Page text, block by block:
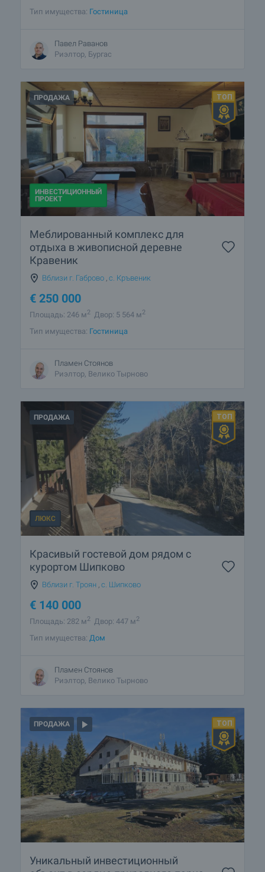
Тип имущества: Гостиница
Павел Раванов
Риэлтор, Бургас
ПРОДАЖА
ИНВЕСТИЦИОННЫЙ
ПРОЕКТ
Меблированный комплекс для
отдыха в живописной деревне
Кравеник
Вблизи г. Габрово с. Кръвеник
€ 250 000
Площадь: 246 м2 Двор: 5 564 м2
Тип имущества: Гостиница
Пламен Стоянов
Риэлтор, Велико Тырново
ПРОДАЖА
ЛЮКС
Красивый гостевой дом рядом с
курортом Шипково
Вблизи г. Троян с. Шипково
€ 140 000
Площадь: 282 м2 Двор: 447 м2
Тип имущества: Дом
Пламен Стоянов
Риэлтор, Велико Тырново
ПРОДАЖА
Уникальный инвестиционный